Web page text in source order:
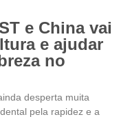
e China vai
e ajudar
no
desperta muita
pela rapidez e a